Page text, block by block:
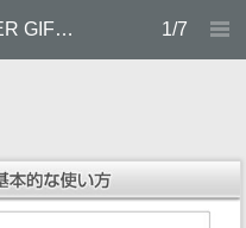
日清オイリオギフト 2025 WINTER GIFT CATALOGUE 1/7